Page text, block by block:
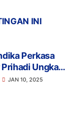
INI
Perkasa
Ungkap
Politik Uang
JAN 10, 2025